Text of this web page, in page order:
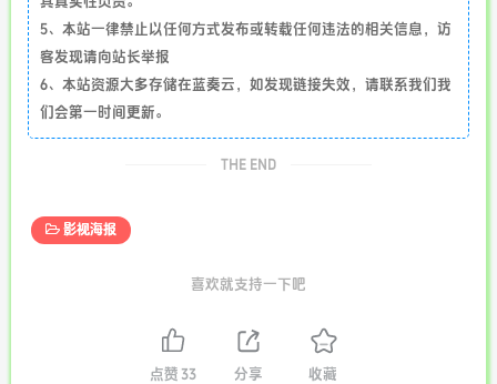
5、本站一律禁止以任何方式发布或转载任何违法的相关信息，访
客发现请向站长举报
6、本站资源大多存储在蓝奏云，如发现链接失效，请联系我们我
们会第一时间更新。
THE END
影视海报
喜欢就支持一下吧
点赞 33 分享 收藏